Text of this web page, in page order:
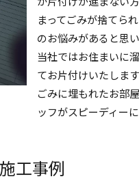
まってごみが捨てら
のお悩みがあると思い
当社ではお住まいに
てお片付けいたします
ごみに埋もれたお部
ッフがスピーディー
施工事例